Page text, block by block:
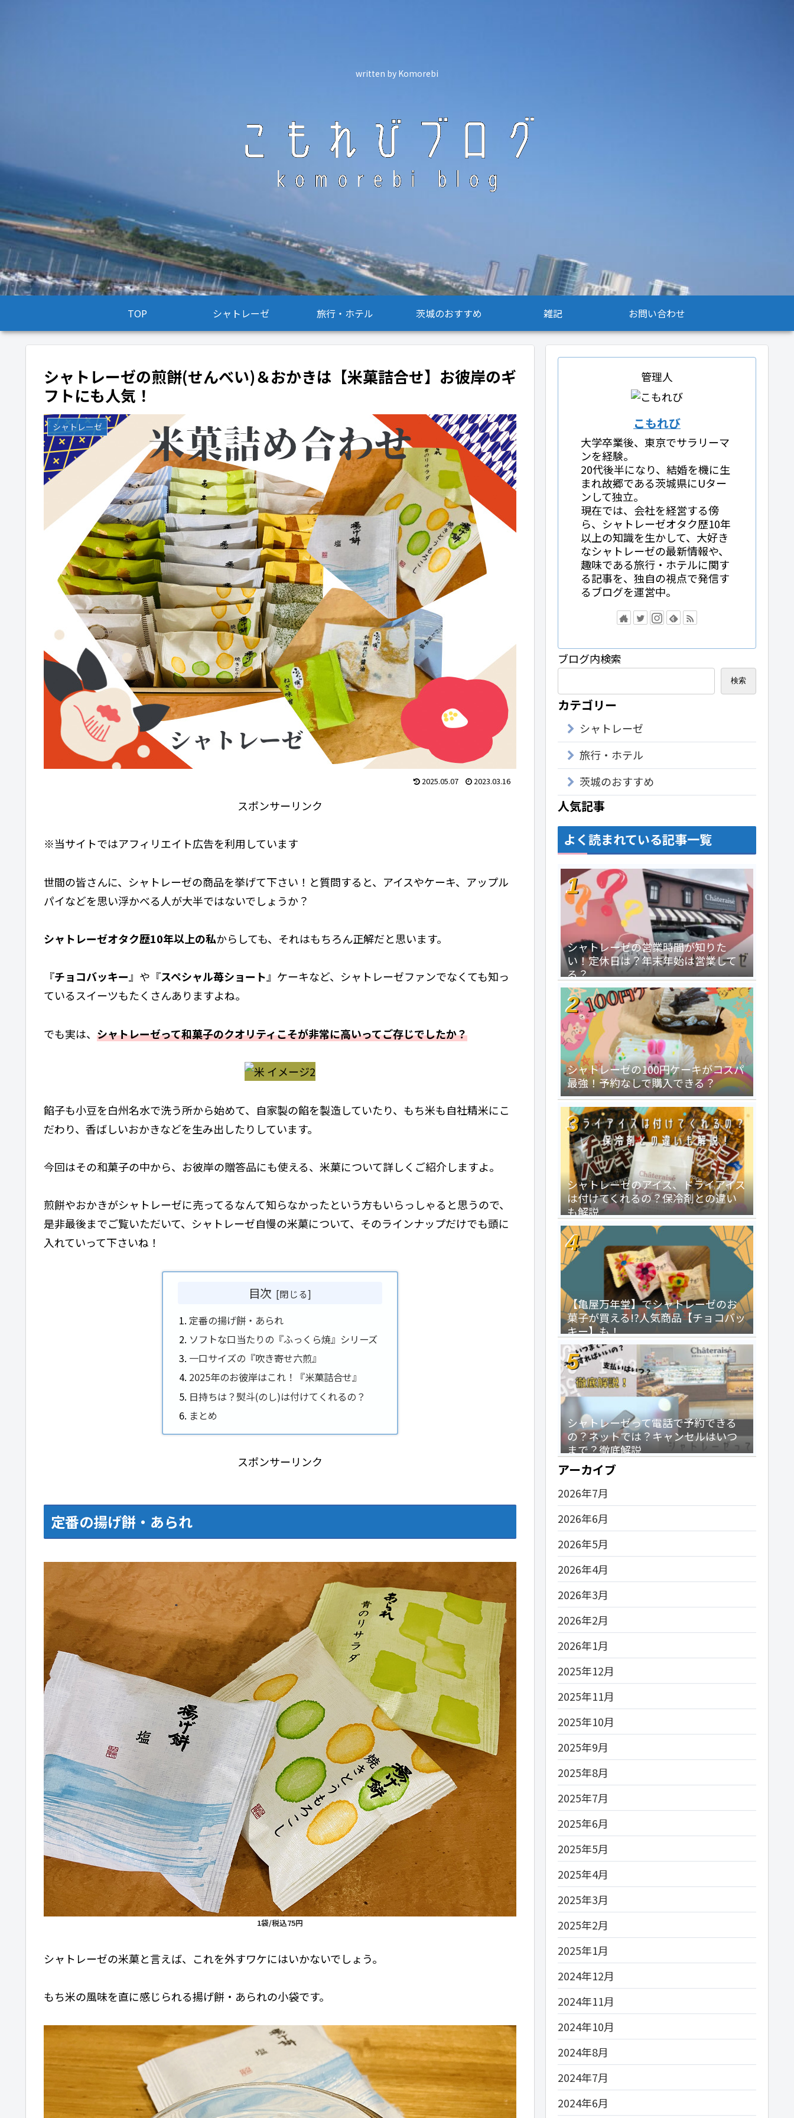
written by Komorebi
TOP シャトレーゼ 旅行・ホテル 茨城のおすすめ 雑記 お問い合わせ
シャトレーゼの煎餅(せんべい)＆おかきは【米菓詰合せ】お彼岸のギ
フトにも人気！
シャトレーゼ
2025.05.07 2023.03.16
スポンサーリンク
※当サイトではアフィリエイト広告を利用しています
世間の皆さんに、シャトレーゼの商品を挙げて下さい！と質問すると、アイスやケーキ、アップル
パイなどを思い浮かべる人が大半ではないでしょうか？
シャトレーゼオタク歴10年以上の私からしても、それはもちろん正解だと思います。
『チョコバッキー』や『スペシャル苺ショート』ケーキなど、シャトレーゼファンでなくても知っ
ているスイーツもたくさんありますよね。
でも実は、 シャトレーゼって和菓子のクオリティこそが非常に高いってご存じでしたか？
餡子も小豆を白州名水で洗う所から始めて、自家製の餡を製造していたり、もち米も自社精米にこ
だわり、香ばしいおかきなどを生み出したりしています。
今回はその和菓子の中から、お彼岸の贈答品にも使える、米菓について詳しくご紹介しますよ。
煎餅やおかきがシャトレーゼに売ってるなんて知らなかったという方もいらっしゃると思うので、
是非最後までご覧いただいて、シャトレーゼ自慢の米菓について、そのラインナップだけでも頭に
入れていって下さいね！
目次
定番の揚げ餅・あられ
ソフトな口当たりの『ふっくら焼』シリーズ
一口サイズの『吹き寄せ六煎』
2025年のお彼岸はこれ！『米菓詰合せ』
日持ちは？熨斗(のし)は付けてくれるの？
まとめ
スポンサーリンク
定番の揚げ餅・あられ
1袋/税込75円
シャトレーゼの米菓と言えば、これを外すワケにはいかないでしょう。
もち米の風味を直に感じられる揚げ餅・あられの小袋です。
管理人
こもれび
大学卒業後、東京でサラリーマ
ンを経験。
20代後半になり、結婚を機に生
まれ故郷である茨城県にUター
ンして独立。
現在では、会社を経営する傍
ら、シャトレーゼオタク歴10年
以上の知識を生かして、大好き
なシャトレーゼの最新情報や、
趣味である旅行・ホテルに関す
る記事を、独自の視点で発信す
るブログを運営中。
ブログ内検索
検索
カテゴリー
シャトレーゼ
旅行・ホテル
茨城のおすすめ
人気記事
よく読まれている記事一覧
シャトレーゼの営業時間が知りた
い！定休日は？年末年始は営業して
る？
シャトレーゼの100円ケーキがコスパ
最強！予約なしで購入できる？
シャトレーゼのアイス、ドライアイス
は付けてくれるの？保冷剤との違い
も解説
【亀屋万年堂】でシャトレーゼのお
菓子が買える!?人気商品【チョコバッ
キー】も！
シャトレーゼって電話で予約できる
の？ネットでは？キャンセルはいつ
まで？徹底解説
アーカイブ
2026年7月
2026年6月
2026年5月
2026年4月
2026年3月
2026年2月
2026年1月
2025年12月
2025年11月
2025年10月
2025年9月
2025年8月
2025年7月
2025年6月
2025年5月
2025年4月
2025年3月
2025年2月
2025年1月
2024年12月
2024年11月
2024年10月
2024年8月
2024年7月
2024年6月